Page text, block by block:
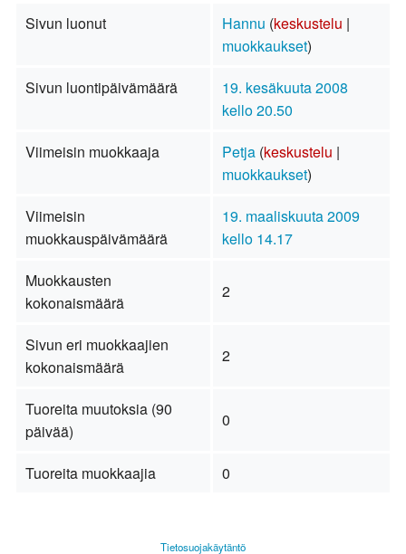
Sivun luonut Hannu (keskustelu |
muokkaukset)
Sivun luontipäivämäärä
19. kesäkuuta 2008
kello 20.50
Viimeisin muokkaaja
Petja (keskustelu |
muokkaukset)
Viimeisin
muokkauspäivämäärä
19. maaliskuuta 2009
kello 14.17
Muokkausten
kokonaismäärä
2
Sivun eri muokkaajien
kokonaismäärä
2
Tuoreita muutoksia (90
päivää)
0
Tuoreita muokkaajia 0
Tietosuojakäytäntö